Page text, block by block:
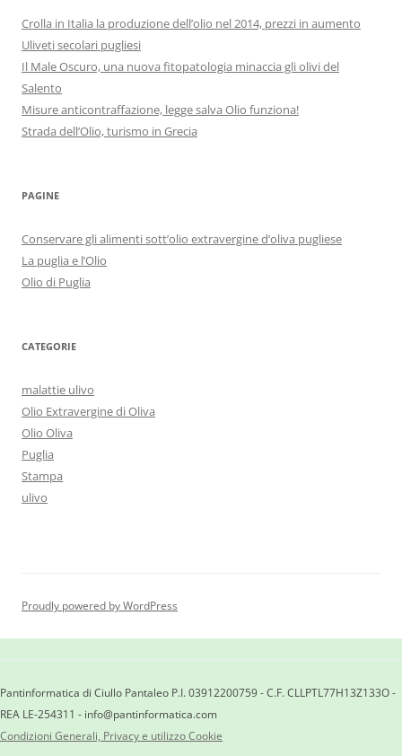
Crolla in Italia la produzione dell’olio nel 2014, prezzi in aumento
Uliveti secolari pugliesi
Il Male Oscuro, una nuova fitopatologia minaccia gli olivi del
Salento
Misure anticontraffazione, legge salva Olio funziona!
Strada dell’Olio, turismo in Grecia
PAGINE
Conservare gli alimenti sott’olio extravergine d’oliva pugliese
La puglia e l’Olio
Olio di Puglia
CATEGORIE
malattie ulivo
Olio Extravergine di Oliva
Olio Oliva
Puglia
Stampa
ulivo
Proudly powered by WordPress
Pantinformatica di Ciullo Pantaleo P.I. 03912200759 - C.F. CLLPTL77H13Z133O -
REA LE-254311 - info@pantinformatica.com
Condizioni Generali, Privacy e utilizzo Cookie